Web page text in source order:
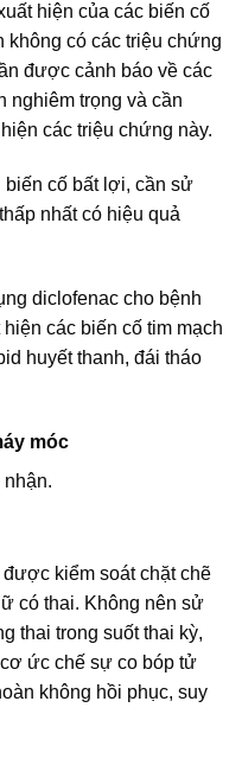
hiện của các biến cố
không có các triệu chứng
được cảnh báo về các
nghiêm trọng và cần
các triệu chứng này.
cố bất lợi, cần sử
nhất có hiệu quả
diclofenac cho bệnh
các biến cố tim mạch
huyết thanh, đái tháo
móc
kiểm soát chặt chẽ
có thai. Không nên sử
thai trong suốt thai kỳ,
ức chế sự co bóp tử
không hồi phục, suy